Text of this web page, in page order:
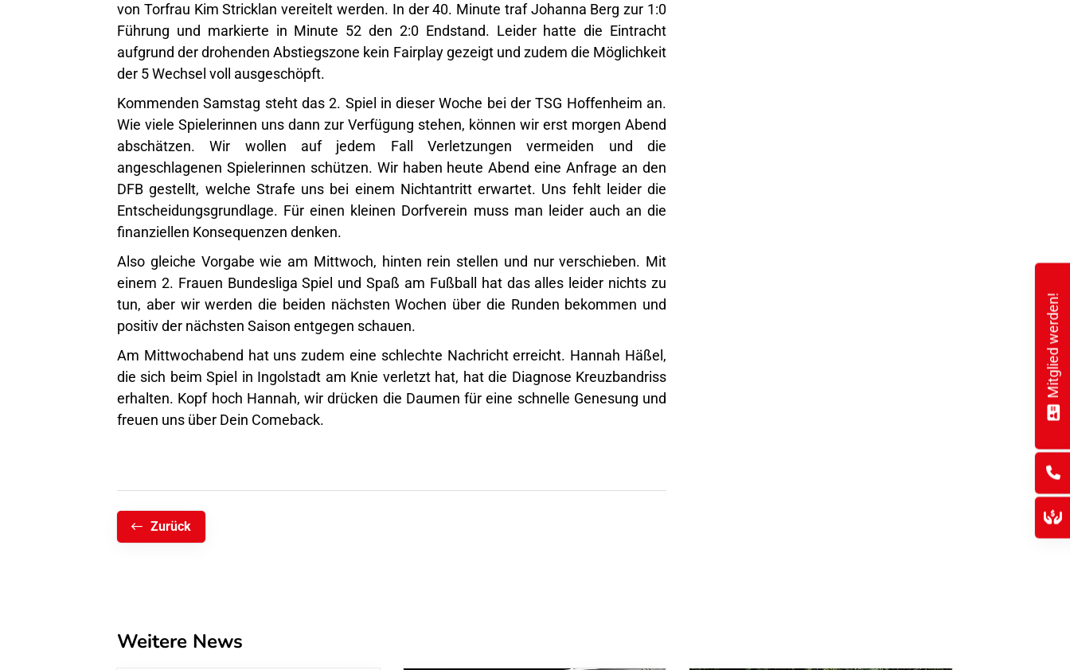
von Torfrau Kim Stricklan vereitelt werden. In der 40. Minute traf Johanna Berg zur 1:0
Führung und markierte in Minute 52 den 2:0 Endstand. Leider hatte die Eintracht
aufgrund der drohenden Abstiegszone kein Fairplay gezeigt und zudem die Möglichkeit
der 5 Wechsel voll ausgeschöpft.
Kommenden Samstag steht das 2. Spiel in dieser Woche bei der TSG Hoffenheim an.
Wie viele Spielerinnen uns dann zur Verfügung stehen, können wir erst morgen Abend
abschätzen. Wir wollen auf jedem Fall Verletzungen vermeiden und die
angeschlagenen Spielerinnen schützen. Wir haben heute Abend eine Anfrage an den
DFB gestellt, welche Strafe uns bei einem Nichtantritt erwartet. Uns fehlt leider die
Entscheidungsgrundlage. Für einen kleinen Dorfverein muss man leider auch an die
finanziellen Konsequenzen denken.
Also gleiche Vorgabe wie am Mittwoch, hinten rein stellen und nur verschieben. Mit
einem 2. Frauen Bundesliga Spiel und Spaß am Fußball hat das alles leider nichts zu
tun, aber wir werden die beiden nächsten Wochen über die Runden bekommen und
positiv der nächsten Saison entgegen schauen.
Am Mittwochabend hat uns zudem eine schlechte Nachricht erreicht. Hannah Häßel,
die sich beim Spiel in Ingolstadt am Knie verletzt hat, hat die Diagnose Kreuzbandriss
erhalten. Kopf hoch Hannah, wir drücken die Daumen für eine schnelle Genesung und
freuen uns über Dein Comeback.
Zurück
Weitere News
Mitglied werden!